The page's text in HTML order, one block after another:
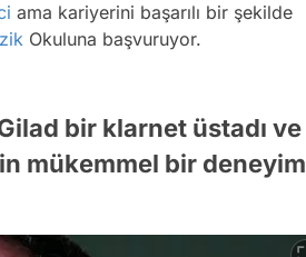
ama kariyerini başarılı bir şekilde
Okuluna başvuruyor.
bir klarnet üstadı ve
mükemmel bir deneyim